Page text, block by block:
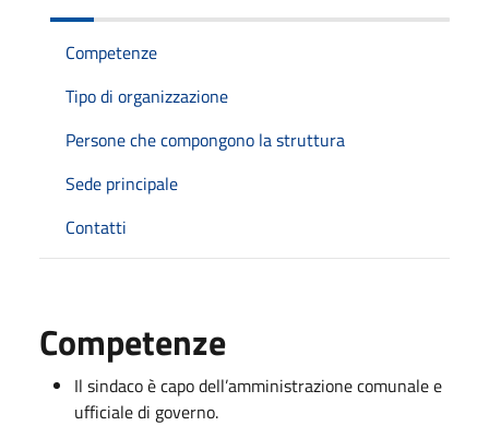
Competenze
Tipo di organizzazione
Persone che compongono la struttura
Sede principale
Contatti
Competenze
Il sindaco è capo dell’amministrazione comunale e
ufficiale di governo.